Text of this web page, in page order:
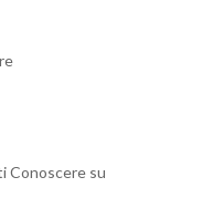
Conoscere su